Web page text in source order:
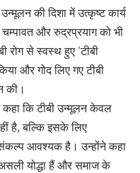
की दिशा में उत्कृष्ट कार्य
और रुद्रप्रयाग को भी
रोग से स्वस्थ हुए ‘टीबी
और गोद लिए गए टीबी
की।
कि टीबी उन्मूलन केवल
है, बल्कि इसके लिए
आवश्यक है। उन्होंने कहा
योद्धा हैं और समाज के